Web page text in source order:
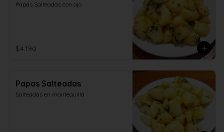
Papas Salteadas con ajo
$4.190
Papas Salteadas
Salteadas en mantequilla